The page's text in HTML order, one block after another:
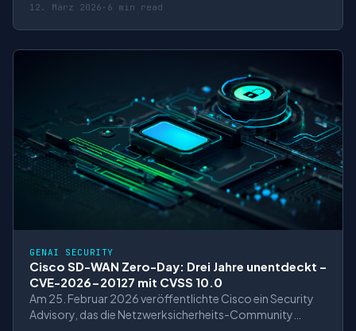
Zero-Days, die SQL Server und .NET betreffen. Für CISOs
und IT-Sicherheitsteams bedeutet dies einmal mehr:
Sofortiges Handeln ist Pflicht. Doch hinte
12. März 2026 · 6 min read
GENAI SECURITY
Cisco SD-WAN Zero-Day: Drei Jahre unentdeckt –
CVE-2026-20127 mit CVSS 10.0
Am 25. Februar 2026 veröffentlichte Cisco ein Security
Advisory, das die Netzwerksicherheits-Community